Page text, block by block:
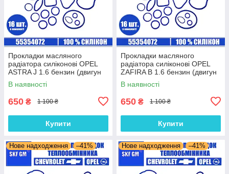
Прокладки масляного
радіатора силіконові OPEL
ASTRA J 1.6 бензин (двигун
A18XER) комплект 16 шт.
В наявності
650 ₴ 1 100 ₴
Купити
Прокладки масляного
радіатора силіконові OPEL
ZAFIRA B 1.6 бензин (двигун
Z16XER) комплект 16 шт.
В наявності
650 ₴ 1 100 ₴
Купити
Нове надходження –41% Нове надходження –41%